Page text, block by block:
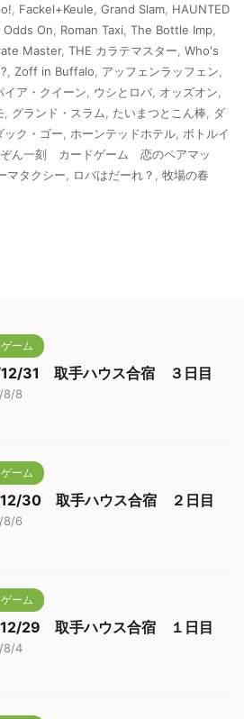
Fackel+Keule Grand Slam HAUNTED
Odds On Roman Taxi The Bottle Imp
Master, THE カラテマスター Who's
Zoff in Buffalo アッフェンラッフェン
イア・クイーン
ウシとロバ オッズオン
グランド・スラム たいまつとこん棒 ダ
ック・ゴー
ホーンテッドホテル ボトルイ
ん一刻 カードゲーム 恋のペアマッ
マタクシー ロバはだーれ？ 牧場の春
ーム
31 取手ハウス合宿 ３日目
8/8
ーム
30 取手ハウス合宿 ２日目
8/6
ーム
29 取手ハウス合宿 １日目
8/4